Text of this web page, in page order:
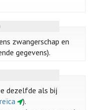
zwangerschap en
gegevens).
dezelfde als bij
).